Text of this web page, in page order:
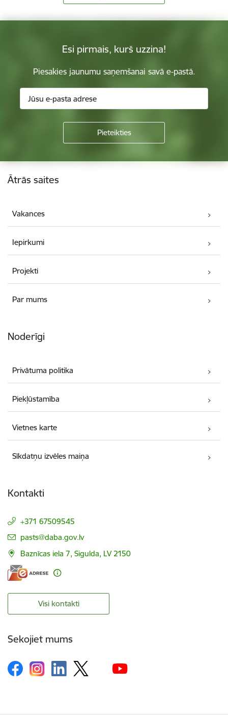
Esi pirmais, kurš uzzina!
Piesakies jaunumu saņemšanai savā e-pastā.
Kājene
Ātrās saites
Vakances
Iepirkumi
Projekti
Par mums
Noderīgi
Privātuma politika
Piekļūstamība
Vietnes karte
Sīkdatņu izvēles maiņa
Kontakti
+371 67509545
E-pasts:
pasts@daba.gov.lv
Baznīcas iela 7, Sigulda, LV 2150
Visi kontakti
Sekojiet mums